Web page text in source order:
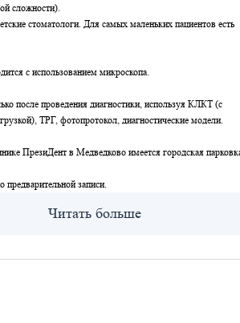
сложности).
стоматологи. Для самых маленьких пациентов есть
с использованием микроскопа.
после проведения диагностики, используя КЛКТ (с
ТРГ, фотопротокол, диагностические модели.
ПрезиДент в Медведково имеется городская
записи.